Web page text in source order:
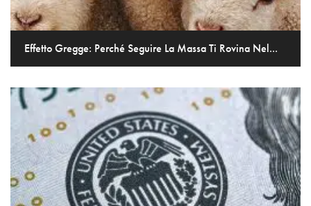
Effetto Gregge: Perché Seguire La Massa Ti Rovina Nel...